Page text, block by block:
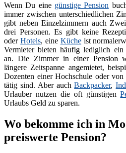
Wenn Du eine günstige Pension
immer zwischen unterschiedlichen
gibt neben Einzelzimmern auch
drei Personen. Es gibt keine
oder Hotels, eine Kücheist
Vermieter bieten häufig lediglich ein
an. Die Zimmer in einer Pension
längere Zeitspanne angemietet,
Dozenten einer Hochschule oder
tätig sind. Aber auchBackpacker,
Urlauber nutzen die oft günstigen
Urlaubs Geld zu sparen.
Wo bekomme ich in
preiswerte Pension?